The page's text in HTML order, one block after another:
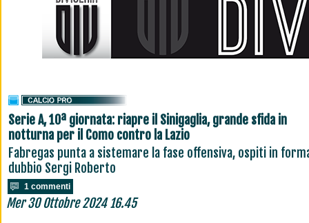
Serie A, 10ª giornata: riapre il Sinigaglia, grande sfida in
notturna per il Como contro la Lazio
Fabregas punta a sistemare la fase offensiva, ospiti in
dubbio Sergi Roberto
1 commenti
Mer 30 Ottobre 2024 16.45